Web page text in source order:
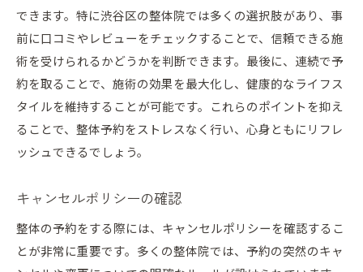
できます。特に渋谷区の整体院では多くの選択肢があり、事
前に口コミやレビューをチェックすることで、信頼できる施
術を受けられるかどうかを判断できます。最後に、連続で予
約を取ることで、施術の効果を最大化し、健康的なライフス
タイルを維持することが可能です。これらのポイントを抑え
ることで、整体予約をストレスなく行い、心身ともにリフレ
ッシュできるでしょう。
キャンセルポリシーの確認
整体の予約をする際には、キャンセルポリシーを確認するこ
とが非常に重要です。多くの整体院では、予約の突然のキャ